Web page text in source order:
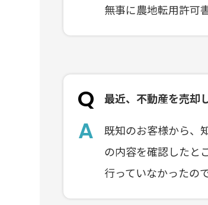
無事に農地転用許可
最近、不動産を売却
既知のお客様から、
の内容を確認したと
行っていなかったの